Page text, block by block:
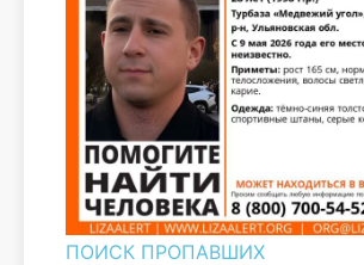
ПОИСК ПРОПАВШИХ